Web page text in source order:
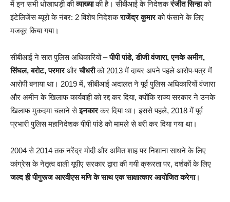
में इन सभी धोखाधड़ी कीव्याख्याकी है। सीबीआई के निदेशकरंजीत सिन्हाको
इंटेलिजेंस ब्यूरो के नंबर: 2 विशेष निदेशकराजेंद्र कुमारको फंसाने के लिए
मजबूर किया गया।
सीबीआई ने सात पुलिस अधिकारियों –पीपी पांडे, डीजी वंजारा, एनके अमीन,
सिंघल, बरोट, परमारऔरचौधरीको 2013 में दायर अपने पहले आरोप-पत्र में
आरोपी बनाया था। 2019 में, सीबीआई अदालत ने पूर्व पुलिस अधिकारियों वंजारा
और अमीन के खिलाफ कार्यवाही को रद्द कर दिया, क्योंकि राज्य सरकार ने उनके
खिलाफ मुकदमा चलाने सेइनकारकर दिया था। इससे पहले, 2018 में पूर्व
प्रभारी पुलिस महानिदेशक पीपी पांडे को मामले से बरी कर दिया गया था।
2004 से 2014 तक नरेंद्र मोदी और अमित शाह पर निशाना साधने के लिए
कांग्रेस के नेतृत्व वाली यूपीए सरकार द्वारा की गयी क्रूरता पर, दर्शकों के लिए
जल्द ही पीगुरूज आरवीएस मणि के साथ एक साक्षात्कार आयोजित करेगा।